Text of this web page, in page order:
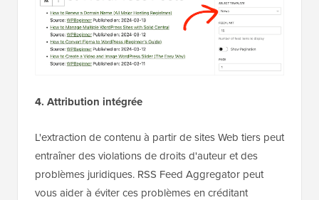
4. Attribution intégrée
L'extraction de contenu à partir de sites Web tiers peut
entraîner des violations de droits d'auteur et des
problèmes juridiques. RSS Feed Aggregator peut
vous aider à éviter ces problèmes en créditant